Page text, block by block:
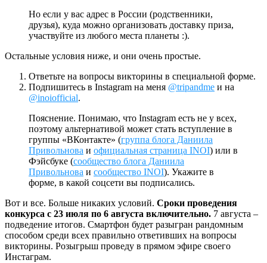
Но если у вас адрес в России (родственники,
друзья), куда можно организовать доставку приза,
участвуйте из любого места планеты :).
Остальные условия ниже, и они очень простые.
Ответьте на вопросы викторины в специальной форме.
Подпишитесь в Instagram на меня @tripandme и на
@inoiofficial.
Пояснение. Понимаю, что Instagram есть не у всех,
поэтому альтернативой может стать вступление в
группы «ВКонтакте» (группа блога Даниила
Привольнова и официальная страница INOI) или в
Фэйсбуке (сообщество блога Даниила
Привольнова и сообщество INOI). Укажите в
форме, в какой соцсети вы подписались.
Вот и все. Больше никаких условий. Сроки проведения
конкурса с 23 июля по 6 августа включительно. 7 августа –
подведение итогов. Смартфон будет разыгран рандомным
способом среди всех правильно ответивших на вопросы
викторины. Розыгрыш проведу в прямом эфире своего
Инстаграм.